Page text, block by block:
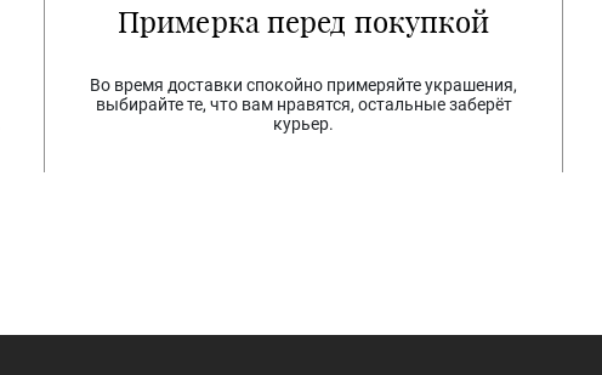
Примерка перед покупкой
Во время доставки спокойно примеряйте украшения,
выбирайте те, что вам нравятся, остальные заберёт
курьер.